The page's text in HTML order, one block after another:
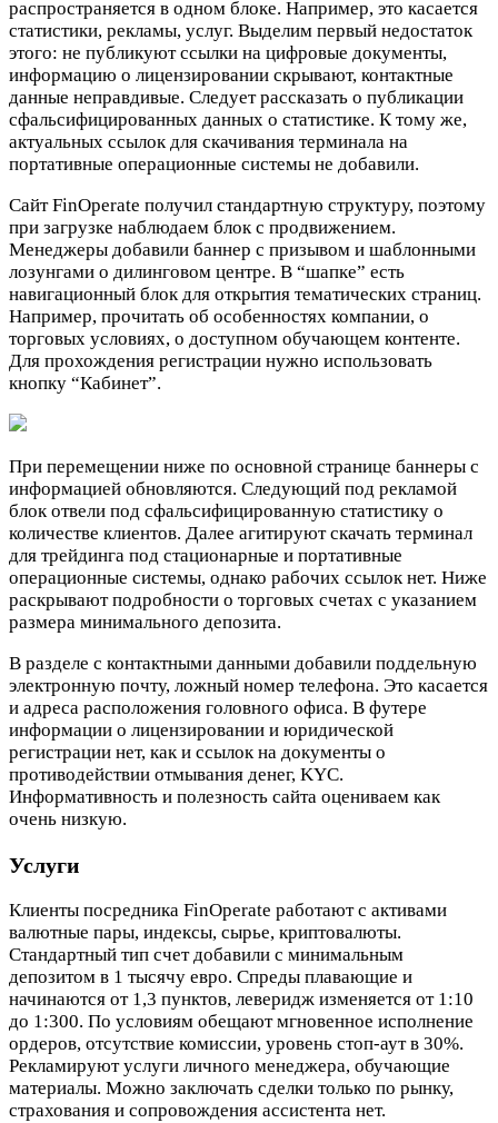
распространяется в одном блоке. Например, это касается
статистики, рекламы, услуг. Выделим первый недостаток
этого: не публикуют ссылки на цифровые документы,
информацию о лицензировании скрывают, контактные
данные неправдивые. Следует рассказать о публикации
сфальсифицированных данных о статистике. К тому же,
актуальных ссылок для скачивания терминала на
портативные операционные системы не добавили.
Сайт FinOperate получил стандартную структуру, поэтому
при загрузке наблюдаем блок с продвижением.
Менеджеры добавили баннер с призывом и шаблонными
лозунгами о дилинговом центре. В “шапке” есть
навигационный блок для открытия тематических страниц.
Например, прочитать об особенностях компании, о
торговых условиях, о доступном обучающем контенте.
Для прохождения регистрации нужно использовать
кнопку “Кабинет”.
При перемещении ниже по основной странице баннеры с
информацией обновляются. Следующий под рекламой
блок отвели под сфальсифицированную статистику о
количестве клиентов. Далее агитируют скачать терминал
для трейдинга под стационарные и портативные
операционные системы, однако рабочих ссылок нет. Ниже
раскрывают подробности о торговых счетах с указанием
размера минимального депозита.
В разделе с контактными данными добавили поддельную
электронную почту, ложный номер телефона. Это касается
и адреса расположения головного офиса. В футере
информации о лицензировании и юридической
регистрации нет, как и ссылок на документы о
противодействии отмывания денег, KYC.
Информативность и полезность сайта оцениваем как
очень низкую.
Услуги
Клиенты посредника FinOperate работают с активами
валютные пары, индексы, сырье, криптовалюты.
Стандартный тип счет добавили с минимальным
депозитом в 1 тысячу евро. Спреды плавающие и
начинаются от 1,3 пунктов, леверидж изменяется от 1:10
до 1:300. По условиям обещают мгновенное исполнение
ордеров, отсутствие комиссии, уровень стоп-аут в 30%.
Рекламируют услуги личного менеджера, обучающие
материалы. Можно заключать сделки только по рынку,
страхования и сопровождения ассистента нет.